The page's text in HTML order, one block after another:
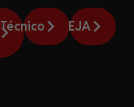
Técnico EJA